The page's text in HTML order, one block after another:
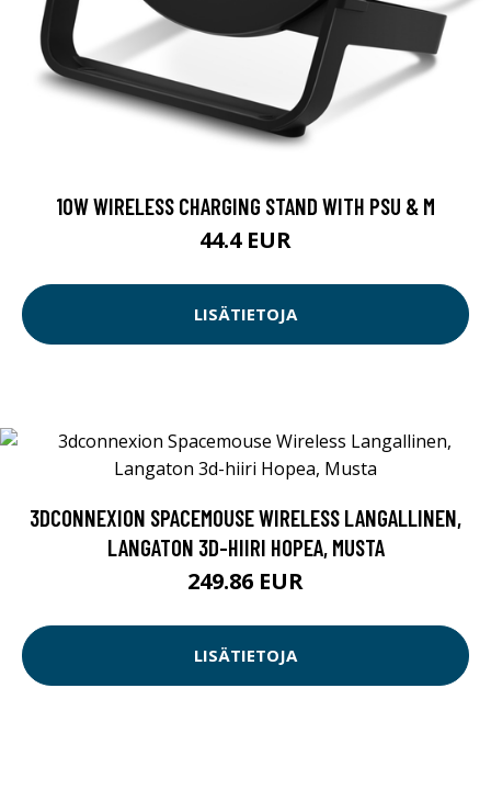
10W WIRELESS CHARGING STAND WITH PSU & M
44.4 EUR
LISÄTIETOJA
3DCONNEXION SPACEMOUSE WIRELESS LANGALLINEN,
LANGATON 3D-HIIRI HOPEA, MUSTA
249.86 EUR
LISÄTIETOJA